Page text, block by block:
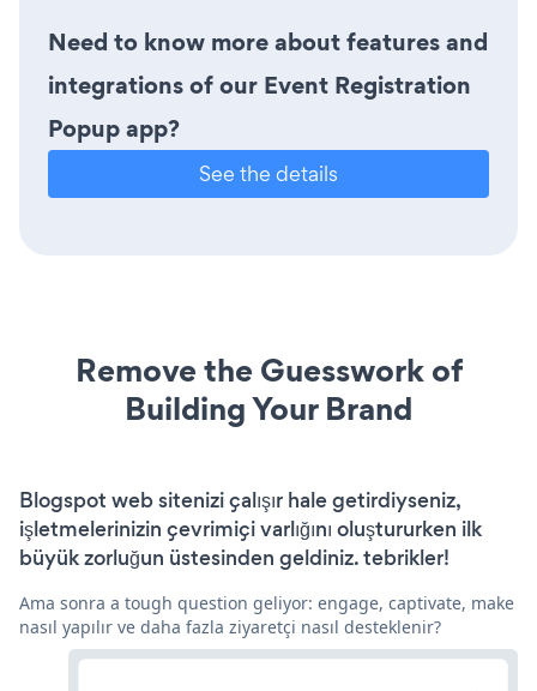
Need to know more about features and
integrations of our Event Registration
Popup app?
See the details
Remove the Guesswork of
Building Your Brand
Blogspot web sitenizi çalışır hale getirdiyseniz,
işletmelerinizin çevrimiçi varlığını oluştururken ilk
büyük zorluğun üstesinden geldiniz. tebrikler!
Ama sonra a tough question geliyor: engage, captivate, make
nasıl yapılır ve daha fazla ziyaretçi nasıl desteklenir?